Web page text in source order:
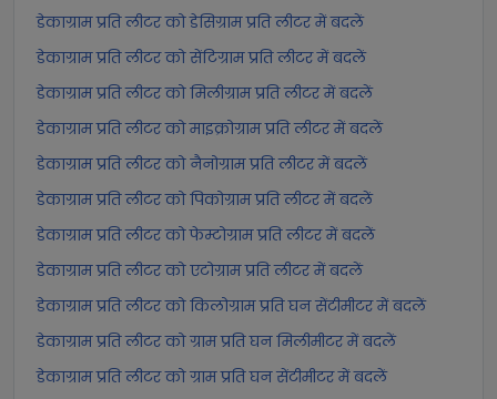
डेकाग्राम प्रति लीटर को डेसिग्राम प्रति लीटर में बदलें
डेकाग्राम प्रति लीटर को सेंटिग्राम प्रति लीटर में बदलें
डेकाग्राम प्रति लीटर को मिलीग्राम प्रति लीटर में बदलें
डेकाग्राम प्रति लीटर को माइक्रोग्राम प्रति लीटर में बदलें
डेकाग्राम प्रति लीटर को नैनोग्राम प्रति लीटर में बदलें
डेकाग्राम प्रति लीटर को पिकोग्राम प्रति लीटर में बदलें
डेकाग्राम प्रति लीटर को फेम्टोग्राम प्रति लीटर में बदलें
डेकाग्राम प्रति लीटर को एटोग्राम प्रति लीटर में बदलें
डेकाग्राम प्रति लीटर को किलोग्राम प्रति घन सेंटीमीटर में बदलें
डेकाग्राम प्रति लीटर को ग्राम प्रति घन मिलीमीटर में बदलें
डेकाग्राम प्रति लीटर को ग्राम प्रति घन सेंटीमीटर में बदलें